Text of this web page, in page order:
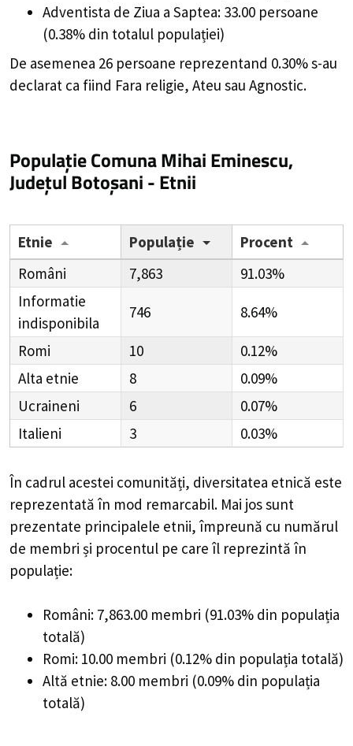
Adventista de Ziua a Saptea: 33.00 persoane
(0.38% din totalul populației)
De asemenea 26 persoane reprezentand 0.30% s-au
declarat ca fiind Fara religie, Ateu sau Agnostic.
Populație Comuna Mihai Eminescu,
Județul Botoșani - Etnii
Etnie Populație
Procent
Români
7,863
91.03%
Informatie
indisponibila
746 8.64%
Romi 10
0.12%
Alta etnie
8
0.09%
Ucraineni
6
0.07%
Italieni
3 0.03%
În cadrul acestei comunități, diversitatea etnică este
reprezentată în mod remarcabil. Mai jos sunt
prezentate principalele etnii, împreună cu numărul
de membri și procentul pe care îl reprezintă în
populație:
Români: 7,863.00 membri (91.03% din populația
totală)
Romi: 10.00 membri (0.12% din populația totală)
Altă etnie: 8.00 membri (0.09% din populația
totală)